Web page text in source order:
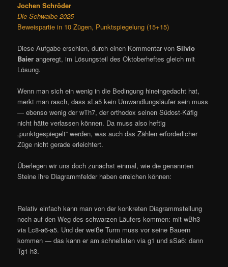
Jochen Schröder
Die Schwalbe 2025
Beweispartie in 10 Zügen, Punktspiegelung (15+15)
Diese Aufgabe erschien, durch einen Kommentar vonSilvio
Baier angeregt, im Lösungsteil des Oktoberheftes gleich mit
Lösung.
Wenn man sich ein wenig in die Bedingung hineingedacht hat,
merkt man rasch, dass sLa5 kein Umwandlungsläufer sein muss
— ebenso wenig der wTh7, der orthodox seinen Südost-Käfig
nicht hätte verlassen können. Da muss also heftig
„punktgespiegelt“ werden, was auch das Zählen erforderlicher
Züge nicht gerade erleichtert.
Überlegen wir uns doch zunächst einmal, wie die genannten
Steine ihre Diagrammfelder haben erreichen können:
Relativ einfach kann man von der konkreten Diagrammstellung
noch auf den Weg des schwarzen Läufers kommen: mit wBh3
via Lc8-a6-a5. Und der weiße Turm muss vor seine Bauern
kommen — das kann er am schnellsten via g1 und sSa6: dann
Tg1-h3.